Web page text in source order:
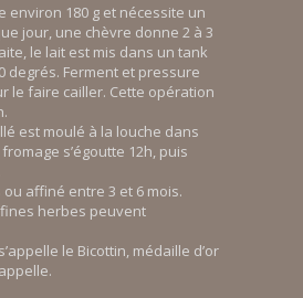
environ 180 g et nécessite un
jour, une chèvre donne 2 à 3
le lait est mis dans un tank
degrés. Ferment et pressure
le faire cailler. Cette opération
est moulé à la louche dans
s’égoutte 12h, puis
affiné entre 3 et 6 mois.
herbes peuvent
le Bicottin, médaille d’or